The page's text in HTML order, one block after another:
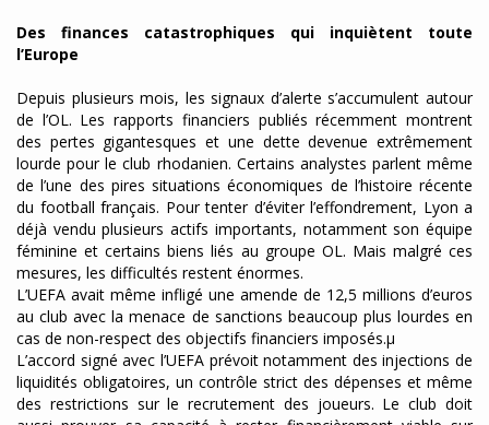
Des finances catastrophiques qui inquiètent toute
l’Europe
Depuis plusieurs mois, les signaux d’alerte s’accumulent autour
de l’OL. Les rapports financiers publiés récemment montrent
des pertes gigantesques et une dette devenue extrêmement
lourde pour le club rhodanien. Certains analystes parlent même
de l’une des pires situations économiques de l’histoire récente
du football français. Pour tenter d’éviter l’effondrement, Lyon a
déjà vendu plusieurs actifs importants, notamment son équipe
féminine et certains biens liés au groupe OL. Mais malgré ces
mesures, les difficultés restent énormes.
L’UEFA avait même infligé une amende de 12,5 millions d’euros
au club avec la menace de sanctions beaucoup plus lourdes en
cas de non-respect des objectifs financiers imposés.µ
L’accord signé avec l’UEFA prévoit notamment des injections de
liquidités obligatoires, un contrôle strict des dépenses et même
des restrictions sur le recrutement des joueurs. Le club doit